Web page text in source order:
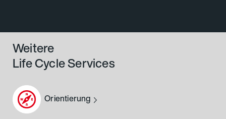
Weitere
Life Cycle Services
Orientierung